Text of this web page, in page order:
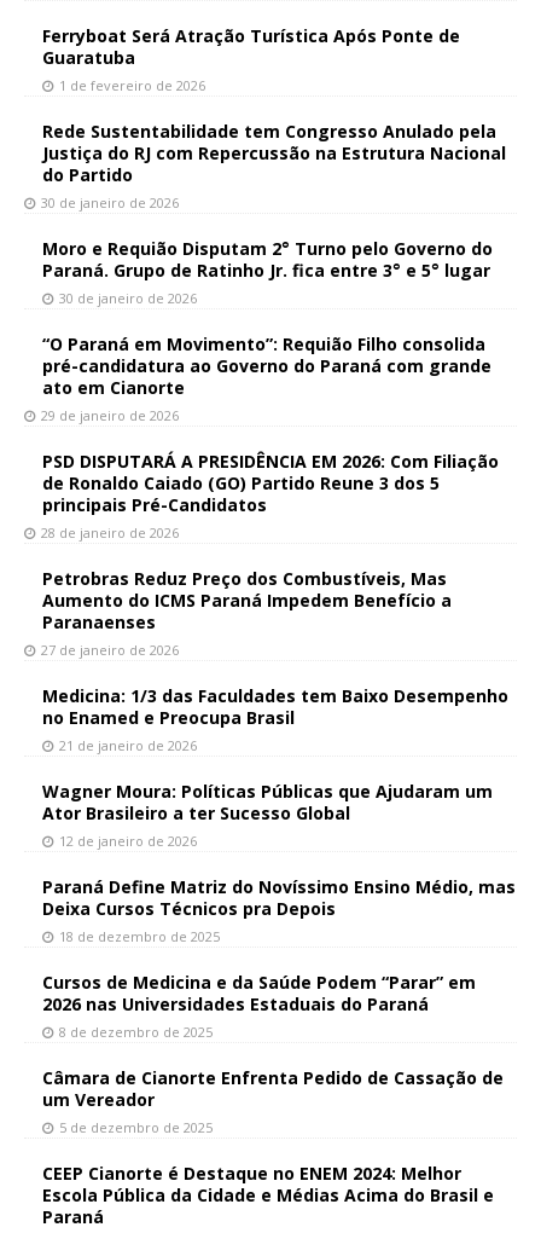
Ferryboat Será Atração Turística Após Ponte de
Guaratuba
1 de fevereiro de 2026
Rede Sustentabilidade tem Congresso Anulado pela
Justiça do RJ com Repercussão na Estrutura Nacional
do Partido
30 de janeiro de 2026
Moro e Requião Disputam 2° Turno pelo Governo do
Paraná. Grupo de Ratinho Jr. fica entre 3° e 5° lugar
30 de janeiro de 2026
“O Paraná em Movimento”: Requião Filho consolida
pré-candidatura ao Governo do Paraná com grande
ato em Cianorte
29 de janeiro de 2026
PSD DISPUTARÁ A PRESIDÊNCIA EM 2026: Com Filiação
de Ronaldo Caiado (GO) Partido Reune 3 dos 5
principais Pré-Candidatos
28 de janeiro de 2026
Petrobras Reduz Preço dos Combustíveis, Mas
Aumento do ICMS Paraná Impedem Benefício a
Paranaenses
27 de janeiro de 2026
Medicina: 1/3 das Faculdades tem Baixo Desempenho
no Enamed e Preocupa Brasil
21 de janeiro de 2026
Wagner Moura: Políticas Públicas que Ajudaram um
Ator Brasileiro a ter Sucesso Global
12 de janeiro de 2026
Paraná Define Matriz do Novíssimo Ensino Médio, mas
Deixa Cursos Técnicos pra Depois
18 de dezembro de 2025
Cursos de Medicina e da Saúde Podem “Parar” em
2026 nas Universidades Estaduais do Paraná
8 de dezembro de 2025
Câmara de Cianorte Enfrenta Pedido de Cassação de
um Vereador
5 de dezembro de 2025
CEEP Cianorte é Destaque no ENEM 2024: Melhor
Escola Pública da Cidade e Médias Acima do Brasil e
Paraná